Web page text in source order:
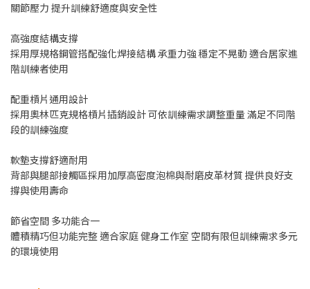
關節壓力 提升訓練舒適度與安全性
高強度結構支撐
採用厚規格鋼管搭配強化焊接結構 承重力強 穩定不晃動 適合居家進
階訓練者使用
配重槓片通用設計
採用奧林匹克規格槓片插銷設計 可依訓練需求調整重量 滿足不同階
段的訓練強度
軟墊支撐舒適耐用
背部與腿部接觸區採用加厚高密度泡棉與耐磨皮革材質 提供良好支
撐與使用壽命
節省空間 多功能合一
體積精巧但功能完整 適合家庭 健身工作室 空間有限但訓練需求多元
的環境使用